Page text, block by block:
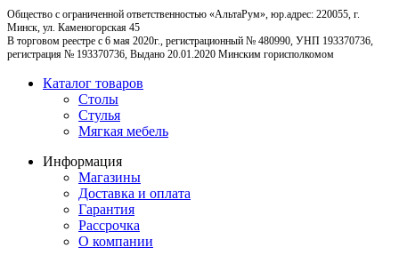
Общество с ограниченной ответственностью «АльтаРум», юр.адрес: 220055, г.
Минск, ул. Каменогорская 45
В торговом реестре с 6 мая 2020г., регистрационный № 480990, УНП 193370736,
регистрация № 193370736, Выдано 20.01.2020 Минским горисполкомом
Каталог товаров
Столы
Стулья
Мягкая мебель
Информация
Магазины
Доставка и оплата
Гарантия
Рассрочка
О компании